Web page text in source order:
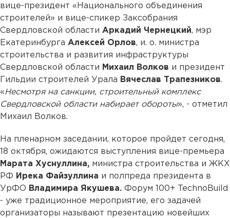
вице-президент «Национального объединения
строителей» и вице-спикер Заксобрания
Свердловской области Аркадий Чернецкий, мэр
Екатеринбурга Алексей Орлов, и. о. министра
строительства и развития инфраструктуры
Свердловской области Михаил Волков и президент
Гильдии строителей Урала Вячеслав Трапезников.
«Несмотря на санкции, строительный комплекс
Свердловской области набирает обороты», - отметил
Михаил Волков.
На пленарном заседании, которое пройдет сегодня,
18 октября, ожидаются выступления вице-премьера
Марата Хуснуллина, министра строительства и ЖКХ
РФ Ирека Файзуллина и полпреда президента в
УрФО Владимира Якушева. Форум 100+ TechnoBuild
- уже традиционное мероприятие, его задачей
организаторы называют презентацию новейших